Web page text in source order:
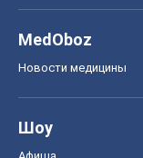
MedOboz
Новости медицины
Шоу